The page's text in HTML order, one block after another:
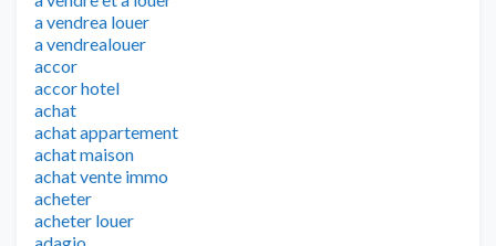
a vendrea louer
a vendrealouer
accor
accor hotel
achat
achat appartement
achat maison
achat vente immo
acheter
acheter louer